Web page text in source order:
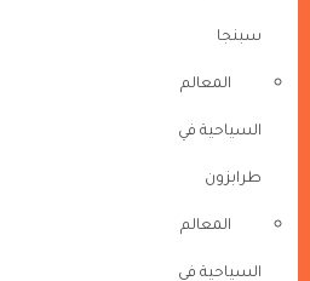
سبنجا
المعالم
السياحية في
طرابزون
المعالم
السياحية في